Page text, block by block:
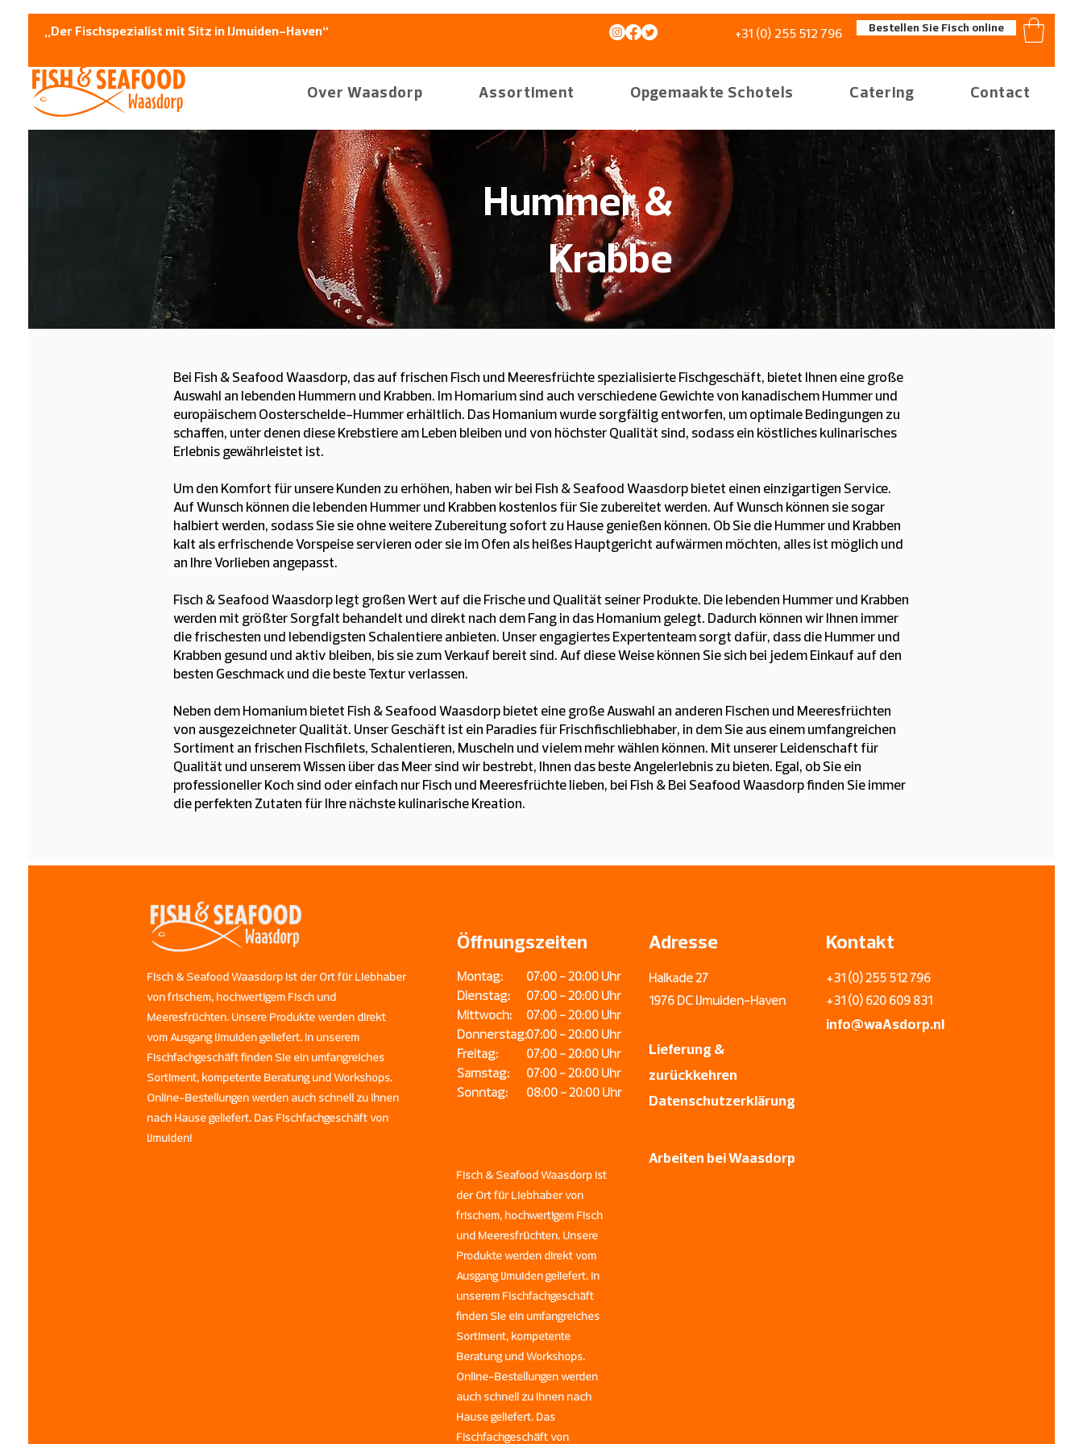
Over Waasdorp Assortiment Opgemaakte Schotels Catering Contact
„Der Fischspezialist mit Sitz in IJmuiden-Haven“ +31 (0) 255 512 796 Bestellen Sie Fisch online
Hummer &
Krabbe
Bei Fish & Seafood Waasdorp, das auf frischen Fisch und Meeresfrüchte spezialisierte Fischgeschäft, bietet Ihnen eine große
Auswahl an lebenden Hummern und Krabben. Im Homarium sind auch verschiedene Gewichte von kanadischem Hummer und
europäischem Oosterschelde-Hummer erhältlich. Das Homanium wurde sorgfältig entworfen, um optimale Bedingungen zu
schaffen, unter denen diese Krebstiere am Leben bleiben und von höchster Qualität sind, sodass ein köstliches kulinarisches
Erlebnis gewährleistet ist.
Um den Komfort für unsere Kunden zu erhöhen, haben wir bei Fish & Seafood Waasdorp bietet einen einzigartigen Service.
Auf Wunsch können die lebenden Hummer und Krabben kostenlos für Sie zubereitet werden. Auf Wunsch können sie sogar
halbiert werden, sodass Sie sie ohne weitere Zubereitung sofort zu Hause genießen können. Ob Sie die Hummer und Krabben
kalt als erfrischende Vorspeise servieren oder sie im Ofen als heißes Hauptgericht aufwärmen möchten, alles ist möglich und
an Ihre Vorlieben angepasst.
Fisch & Seafood Waasdorp legt großen Wert auf die Frische und Qualität seiner Produkte. Die lebenden Hummer und Krabben
werden mit größter Sorgfalt behandelt und direkt nach dem Fang in das Homanium gelegt. Dadurch können wir Ihnen immer
die frischesten und lebendigsten Schalentiere anbieten. Unser engagiertes Expertenteam sorgt dafür, dass die Hummer und
Krabben gesund und aktiv bleiben, bis sie zum Verkauf bereit sind. Auf diese Weise können Sie sich bei jedem Einkauf auf den
besten Geschmack und die beste Textur verlassen.
Neben dem Homanium bietet Fish & Seafood Waasdorp bietet eine große Auswahl an anderen Fischen und Meeresfrüchten
von ausgezeichneter Qualität. Unser Geschäft ist ein Paradies für Frischfischliebhaber, in dem Sie aus einem umfangreichen
Sortiment an frischen Fischfilets, Schalentieren, Muscheln und vielem mehr wählen können. Mit unserer Leidenschaft für
Qualität und unserem Wissen über das Meer sind wir bestrebt, Ihnen das beste Angelerlebnis zu bieten. Egal, ob Sie ein
professioneller Koch sind oder einfach nur Fisch und Meeresfrüchte lieben, bei Fish & Bei Seafood Waasdorp finden Sie immer
die perfekten Zutaten für Ihre nächste kulinarische Kreation.
Fisch & Seafood Waasdorp ist der Ort für Liebhaber
von frischem, hochwertigem Fisch und
Meeresfrüchten. Unsere Produkte werden direkt
vom Ausgang IJmuiden geliefert. In unserem
Fischfachgeschäft finden Sie ein umfangreiches
Sortiment, kompetente Beratung und Workshops.
Online-Bestellungen werden auch schnell zu Ihnen
nach Hause geliefert. Das Fischfachgeschäft von
IJmuiden!
Öffnungszeiten Adresse
Montag:
Dienstag:
Mittwoch:
Donnerstag:
Freitag:
Samstag:
Sonntag:
07:00 - 20:00 Uhr
07:00 - 20:00 Uhr
07:00 - 20:00 Uhr
07:00 - 20:00 Uhr
07:00 - 20:00 Uhr
07:00 - 20:00 Uhr
08:00 - 20:00 Uhr
Halkade 27
1976 DC IJmuiden-Haven
Lieferung &
zurückkehren
Datenschutzerklärung
Kontakt
+31 (0) 255 512 796
+31 (0) 620 609 831
info@waAsdorp.nl
Fisch & Seafood Waasdorp ist
der Ort für Liebhaber von
frischem, hochwertigem Fisch
und Meeresfrüchten. Unsere
Produkte werden direkt vom
Ausgang IJmuiden geliefert. In
unserem Fischfachgeschäft
finden Sie ein umfangreiches
Sortiment, kompetente
Beratung und Workshops.
Online-Bestellungen werden
auch schnell zu Ihnen nach
Hause geliefert. Das
Fischfachgeschäft von
Arbeiten bei Waasdorp